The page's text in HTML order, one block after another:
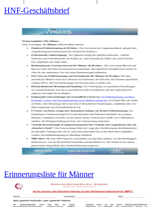
HNF-Geschäftsbrief
Erinnerungsliste für Männer